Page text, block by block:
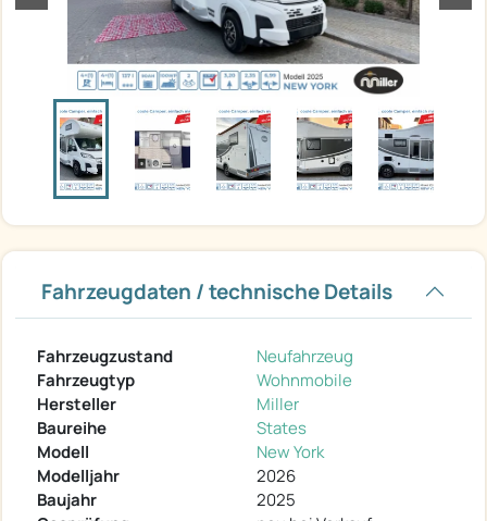
Fahrzeugdaten / technische Details
Fahrzeugzustand
Neufahrzeug
Fahrzeugtyp
Wohnmobile
Hersteller
Miller
Baureihe
States
Modell
New York
Modelljahr
2026
Baujahr
2025